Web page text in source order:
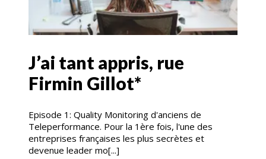
J’ai tant appris, rue
Firmin Gillot*
Episode 1: Quality Monitoring d'anciens de
Teleperformance. Pour la 1ère fois, l'une des
entreprises françaises les plus secrètes et
devenue leader mo[...]